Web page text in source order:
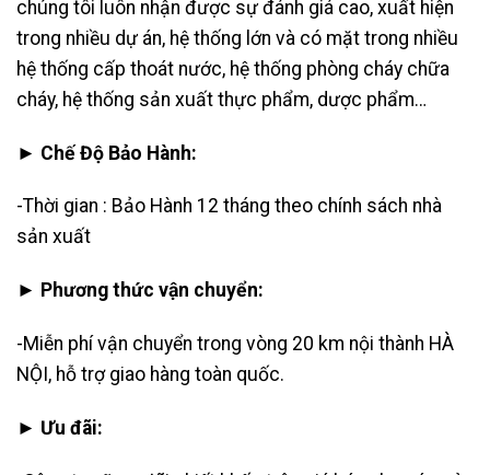
chúng tôi luôn nhận được sự đánh giá cao, xuất hiện
trong nhiều dự án, hệ thống lớn và có mặt trong nhiều
hệ thống cấp thoát nước, hệ thống phòng cháy chữa
cháy, hệ thống sản xuất thực phẩm, dược phẩm…
► Chế Độ Bảo Hành:
-Thời gian : Bảo Hành 12 tháng theo chính sách nhà
sản xuất
► Phương thức vận chuyển:
-Miễn phí vận chuyển trong vòng 20 km nội thành HÀ
NỘI, hỗ trợ giao hàng toàn quốc.
► Ưu đãi: